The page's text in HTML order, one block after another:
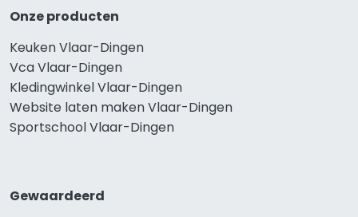
Onze producten
Keuken Vlaar-Dingen
Vca Vlaar-Dingen
Kledingwinkel Vlaar-Dingen
Website laten maken Vlaar-Dingen
Sportschool Vlaar-Dingen
Gewaardeerd